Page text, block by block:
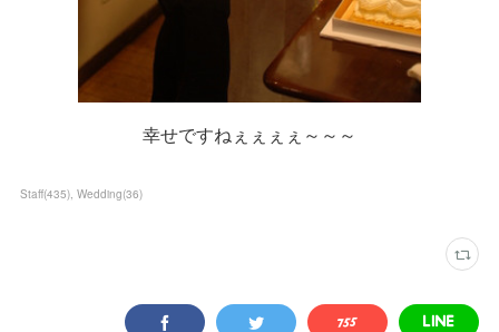
幸せですねぇぇぇぇ～～～
Staff(435) Wedding(36)